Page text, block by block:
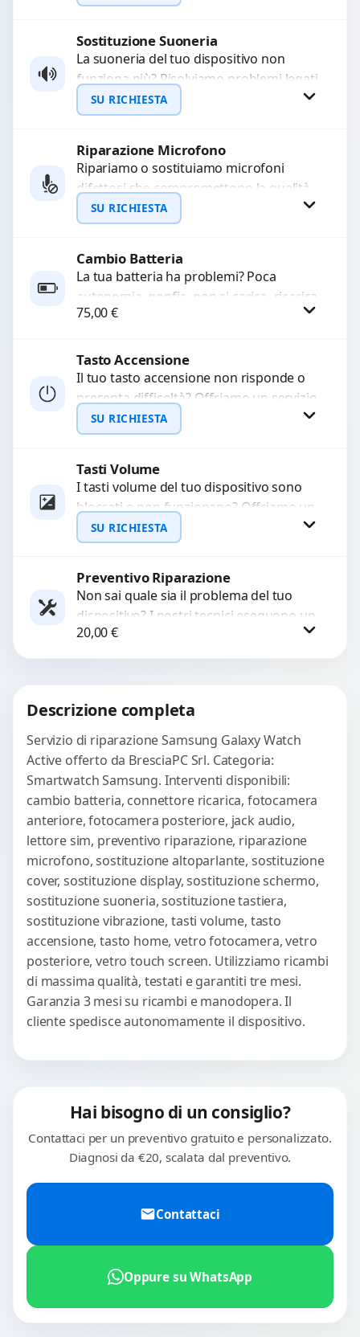
rotti, allentati, danneggiati,...
Richiedi Preventivo
WhatsApp
Sostituzione Suoneria
La suoneria del tuo dispositivo non
funziona più? Risolviamo problemi legati
a moduli audio difettosi con interventi
precisi e componenti...
SU RICHIESTA
Richiedi Preventivo
WhatsApp
Riparazione Microfono
Ripariamo o sostituiamo microfoni
difettosi che compromettono la qualità
audio delle registrazioni o delle
chiamate. Diagnosi accurata e ricambi
SU RICHIESTA
Richiedi Preventivo
Cambio Batteria
La tua batteria ha problemi? Poca
autonomia, gonfia, non si carica, ricarica
lenta o cicli di ricarica esauriti?
75,00€
Procedi
Tasto Accensione
Il tuo tasto accensione non risponde o
presenta difficoltà? Offriamo un servizio
professionale di riparazione o
sostituzione utilizzando componenti di...
SU RICHIESTA
Richiedi Preventivo
WhatsApp
Tasti Volume
I tasti volume del tuo dispositivo sono
bloccati o non funzionano? Offriamo un
servizio di riparazione o sostituzione
con ricambi...
SU RICHIESTA
Richiedi Preventivo
WhatsApp
Preventivo Riparazione
Non sai quale sia il problema del tuo
dispositivo? I nostri tecnici eseguono un
check-up completo con strumenti
avanzati per...
20,00€
Descrizione completa
Servizio di riparazione Samsung Galaxy Watch
Active offerto da BresciaPC Srl. Categoria:
Smartwatch Samsung. Interventi disponibili:
cambio batteria, connettore ricarica, fotocamera
anteriore, fotocamera posteriore, jack audio,
lettore sim, preventivo riparazione, riparazione
microfono, sostituzione altoparlante, sostituzione
cover, sostituzione display, sostituzione schermo,
sostituzione suoneria, sostituzione tastiera,
sostituzione vibrazione, tasti volume, tasto
accensione, tasto home, vetro fotocamera, vetro
posteriore, vetro touch screen. Utilizziamo ricambi
di massima qualità, testati e garantiti tre mesi.
Garanzia 3 mesi su ricambi e manodopera. Il
cliente spedisce autonomamente il dispositivo.
Hai bisogno di un consiglio?
Contattaci per un preventivo gratuito e personalizzato.
Diagnosi da €20, scalata dal preventivo.
Contattaci
Oppure su WhatsApp